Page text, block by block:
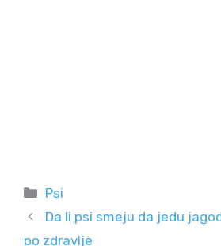
Categories
Psi
Da li psi smeju da jedu
po zdravlje